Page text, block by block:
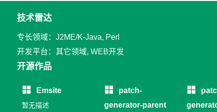
技术雷达
专长领域：J2ME/K-Java, Perl
开发平台：其它领域, WEB开发
开源作品
Emsite
暂无描述
patch-
generator-parent